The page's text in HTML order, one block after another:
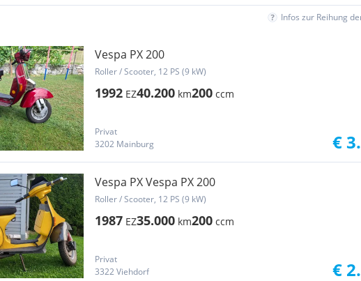
Infos zur Reihung
Vespa PX 200
Roller / Scooter, 12 PS (9 kW)
1992 EZ40.200 km200 ccm
Privat
3202 Mainburg
€
Vespa PX Vespa PX 200
Roller / Scooter, 12 PS (9 kW)
1987 EZ35.000 km200 ccm
Privat
3322 Viehdorf
€